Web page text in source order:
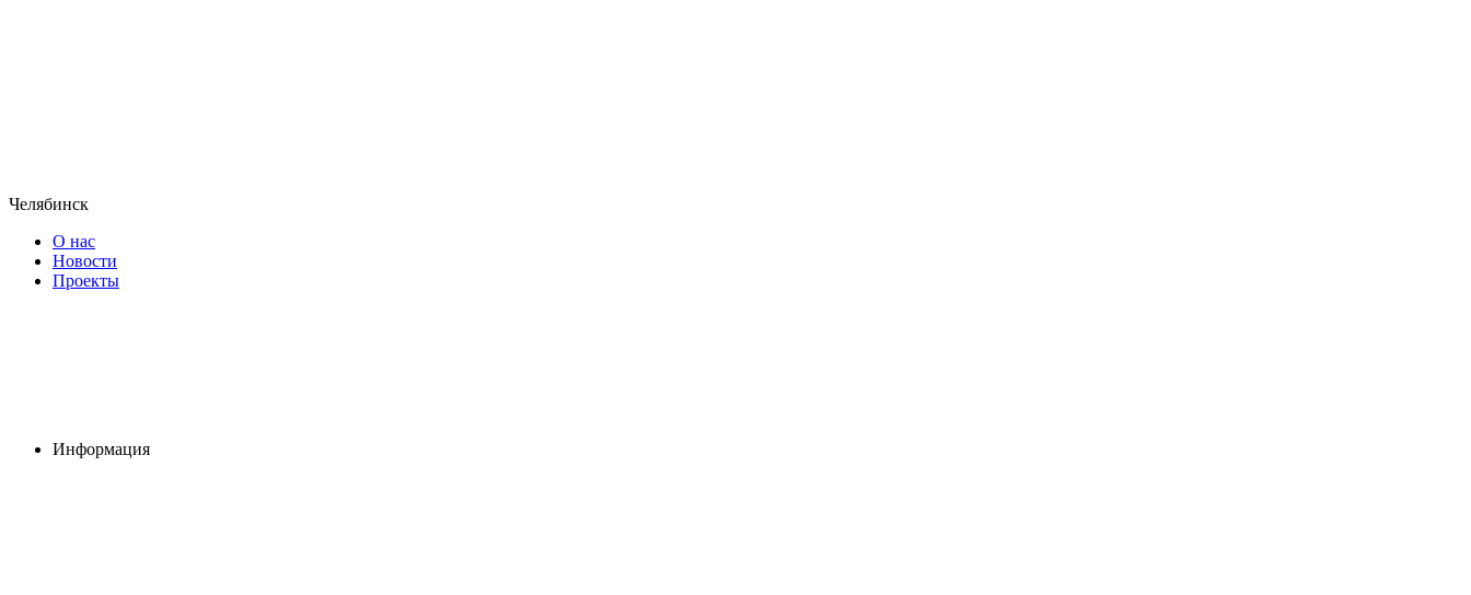
Челябинск
О нас
Новости
Проекты
Информация